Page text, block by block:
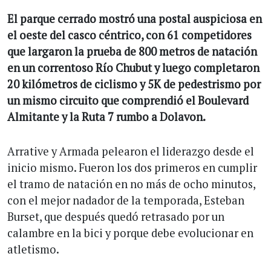
El parque cerrado mostró una postal auspiciosa en
el oeste del casco céntrico, con 61 competidores
que largaron la prueba de 800 metros de natación
en un correntoso Río Chubut y luego completaron
20 kilómetros de ciclismo y 5K de pedestrismo por
un mismo circuito que comprendió el Boulevard
Almitante y la Ruta 7 rumbo a Dolavon.
Arrative y Armada pelearon el liderazgo desde el
inicio mismo. Fueron los dos primeros en cumplir
el tramo de natación en no más de ocho minutos,
con el mejor nadador de la temporada, Esteban
Burset, que después quedó retrasado por un
calambre en la bici y porque debe evolucionar en
atletismo.